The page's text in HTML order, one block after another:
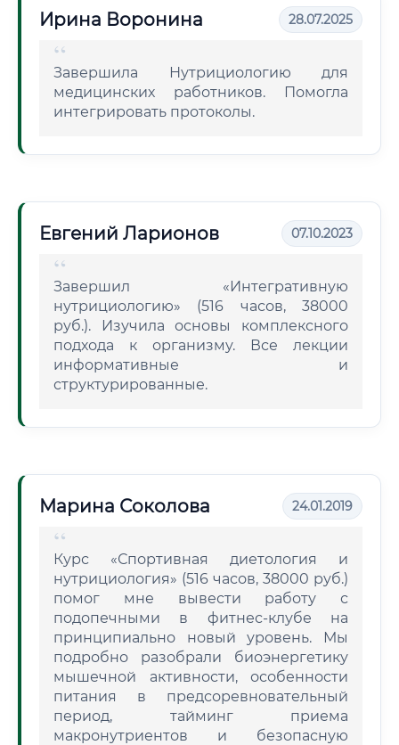
Ирина Воронина 28.07.2025
Завершила Нутрициологию для
медицинских работников. Помогла
интегрировать протоколы.
Евгений Ларионов 07.10.2023
Завершил «Интегративную
нутрициологию» (516 часов, 38000
руб.). Изучила основы комплексного
подхода к организму. Все лекции
информативные и
структурированные.
Марина Соколова 24.01.2019
Курс «Спортивная диетология и
нутрициология» (516 часов, 38000 руб.)
помог мне вывести работу с
подопечными в фитнес-клубе на
принципиально новый уровень. Мы
подробно разобрали биоэнергетику
мышечной активности, особенности
питания в предсоревновательный
период, тайминг приема
макронутриентов и безопасную